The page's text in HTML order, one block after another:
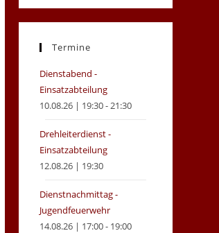
in
new
in
new
Termine
Dienstabend -
Einsatzabteilung
10.08.26 | 19:30 - 21:30
Drehleiterdienst -
Einsatzabteilung
12.08.26 | 19:30
Dienstnachmittag -
Jugendfeuerwehr
14.08.26 | 17:00 - 19:00